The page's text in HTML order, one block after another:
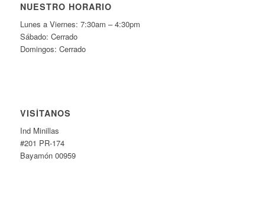
NUESTRO HORARIO
Lunes a Viernes: 7:30am – 4:30pm
Sábado: Cerrado
Domingos: Cerrado
VISÍTANOS
Ind Minillas
#201 PR-174
Bayamón 00959